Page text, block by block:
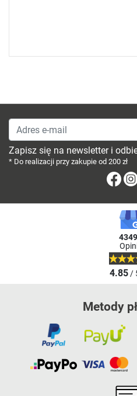
Adres e-mail
Zapisz się na newsletter i
* Do realizacji przy zakupie od 200 zł
4.85/
Metody